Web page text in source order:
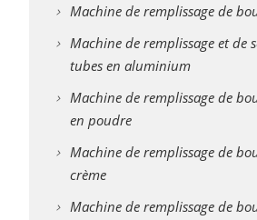
Machine de remplissage de
Machine de remplissage et de
tubes en aluminium
Machine de remplissage de
en poudre
Machine de remplissage de
crème
Machine de remplissage de